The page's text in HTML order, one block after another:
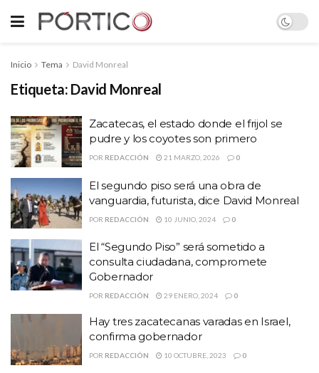
Inicio Tema David Monreal
Etiqueta: David Monreal
Zacatecas, el estado donde el frijol se
pudre y los coyotes son primero
POR REDACCIÓN 21 MARZO, 2026 0
El segundo piso será una obra de
vanguardia, futurista, dice David Monreal
POR REDACCIÓN 10 JUNIO, 2024 0
El “Segundo Piso” será sometido a
consulta ciudadana, compromete
Gobernador
POR REDACCIÓN 29 ENERO, 2024 0
Hay tres zacatecanas varadas en Israel,
confirma gobernador
POR REDACCIÓN 10 OCTUBRE, 2023 0